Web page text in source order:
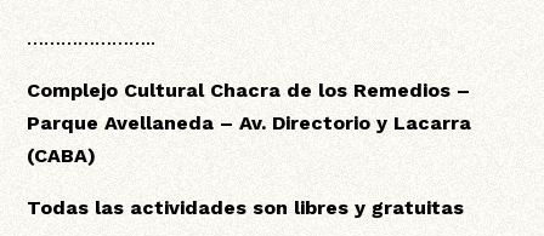
…………………..
Complejo Cultural Chacra de los Remedios –
Parque Avellaneda – Av. Directorio y Lacarra
(CABA)
Todas las actividades son libres y gratuitas